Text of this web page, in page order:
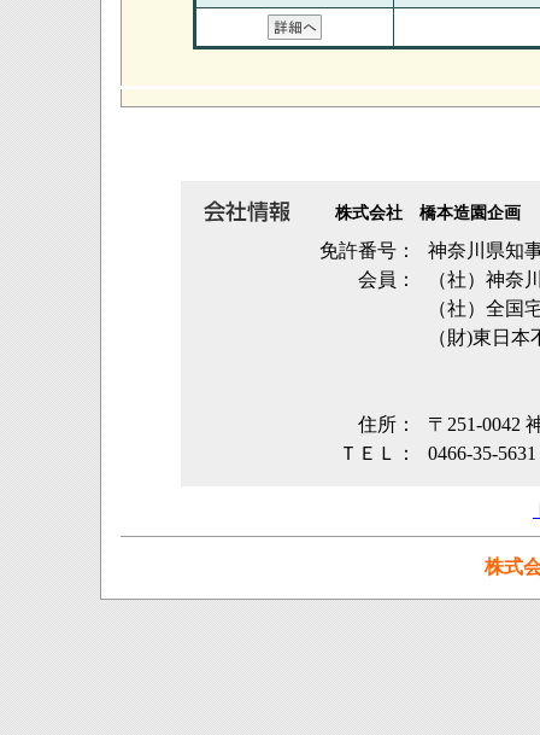
株式会社 橋本造園企画
免許番号：
神奈川県知
会員：
（社）神奈
（社）全国
（財)東日
住所：
〒251-0042
ＴＥＬ：
0466-35-5631
株式